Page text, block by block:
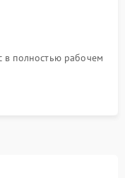
в полностью рабочем